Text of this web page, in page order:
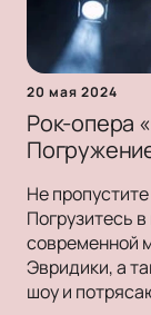
20 мая 2024
Рок-опера
Не
Погрузитесь
современной
Эвридики, а
шоу и